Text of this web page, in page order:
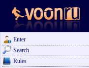
Enter
Search
Rules